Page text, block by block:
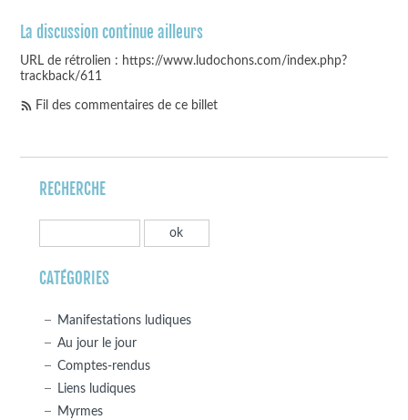
La discussion continue ailleurs
URL de rétrolien : https://www.ludochons.com/index.php?
trackback/611
Fil des commentaires de ce billet
RECHERCHE
CATÉGORIES
Manifestations ludiques
Au jour le jour
Comptes-rendus
Liens ludiques
Myrmes